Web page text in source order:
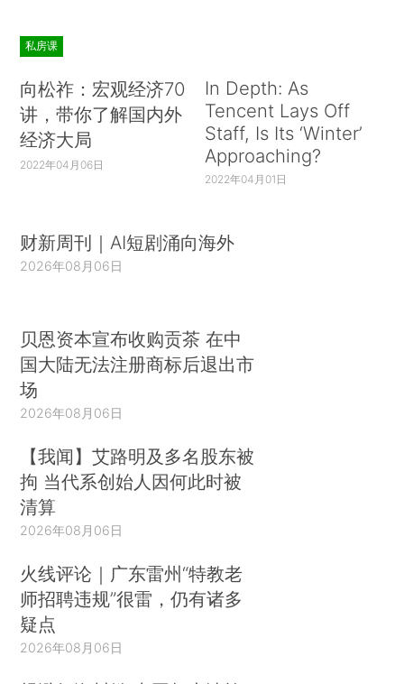
私房课
向松祚：宏观经济70
讲，带你了解国内外
经济大局
2022年04月06日
In Depth: As
Tencent Lays Off
Staff, Is Its ‘Winter’
Approaching?
2022年04月01日
财新周刊｜AI短剧涌向海外
2026年08月06日
贝恩资本宣布收购贡茶 在中
国大陆无法注册商标后退出市
场
2026年08月06日
【我闻】艾路明及多名股东被
拘 当代系创始人因何此时被
清算
2026年08月06日
火线评论｜广东雷州“特教老
师招聘违规”很雷，仍有诸多
疑点
2026年08月06日